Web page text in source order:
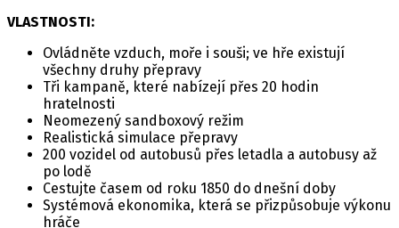
VLASTNOSTI:
Ovládněte vzduch, moře i souši; ve hře existují
všechny druhy přepravy
Tři kampaně, které nabízejí přes 20 hodin
hratelnosti
Neomezený sandboxový režim
Realistická simulace přepravy
200 vozidel od autobusů přes letadla a autobusy až
po lodě
Cestujte časem od roku 1850 do dnešní doby
Systémová ekonomika, která se přizpůsobuje výkonu
hráče